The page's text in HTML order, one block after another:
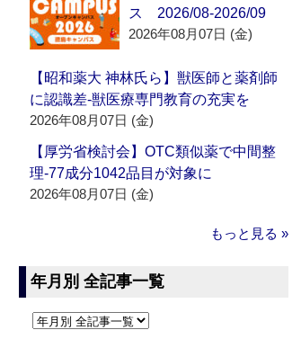
ス 2026/08-2026/09
2026年08月07日 (金)
【昭和薬大 神林氏ら】獣医師と薬剤師
に認識差‐獣医療専門教育の充実を
2026年08月07日 (金)
【厚労省検討会】OTC類似薬で中間整
理‐77成分1042品目が対象に
2026年08月07日 (金)
もっと見る »
年月別 全記事一覧